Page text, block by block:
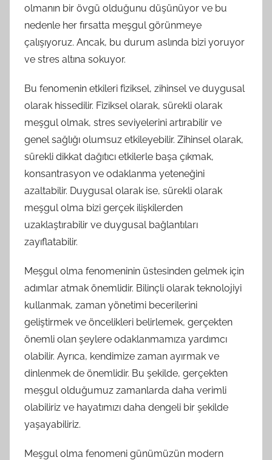
olmanın bir övgü olduğunu düşünüyor ve bu
nedenle her fırsatta meşgul görünmeye
çalışıyoruz. Ancak, bu durum aslında bizi yoruyor
ve stres altına sokuyor.
Bu fenomenin etkileri fiziksel, zihinsel ve duygusal
olarak hissedilir. Fiziksel olarak, sürekli olarak
meşgul olmak, stres seviyelerini artırabilir ve
genel sağlığı olumsuz etkileyebilir. Zihinsel olarak,
sürekli dikkat dağıtıcı etkilerle başa çıkmak,
konsantrasyon ve odaklanma yeteneğini
azaltabilir. Duygusal olarak ise, sürekli olarak
meşgul olma bizi gerçek ilişkilerden
uzaklaştırabilir ve duygusal bağlantıları
zayıflatabilir.
Meşgul olma fenomeninin üstesinden gelmek için
adımlar atmak önemlidir. Bilinçli olarak teknolojiyi
kullanmak, zaman yönetimi becerilerini
geliştirmek ve öncelikleri belirlemek, gerçekten
önemli olan şeylere odaklanmamıza yardımcı
olabilir. Ayrıca, kendimize zaman ayırmak ve
dinlenmek de önemlidir. Bu şekilde, gerçekten
meşgul olduğumuz zamanlarda daha verimli
olabiliriz ve hayatımızı daha dengeli bir şekilde
yaşayabiliriz.
Meşgul olma fenomeni günümüzün modern